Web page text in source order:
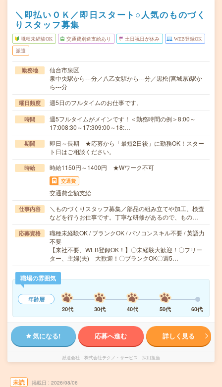
＼即払いＯＫ／即日スタート○人気のものづく
りスタッフ募集
職種未経験OK 交通費別途支給あり 土日祝日が休み WEB登録OK
派遣
勤務地
仙台市泉区
泉中央駅から---分／八乙女駅から---分／黒松(宮城県)駅か
ら---分
曜日頻度 週5日のフルタイムのお仕事です。
時間
週5フルタイムがメインです！＜勤務時間の例＞8:00～
17:008:30～17:309:00～18:…
期間
即日～長期 ★応募から「最短2日後」に勤務OK！スター
ト日はご相談ください。
時給 時給1150円～1400円 ★Wワーク不可
交通費
交通費全額支給
仕事内容
＼ものづくりスタッフ募集／部品の組み立てや加工、検査
などを行うお仕事です。丁寧な研修があるので、もの…
応募資格
職種未経験OK / ブランクOK / パソコンスキル不要 / 英語力
不要
【来社不要、WEB登録OK！】〇未経験大歓迎！〇フリー
ター、主婦(夫) 大歓迎！〇ブランクOK〇週5…
職場の雰囲気
年齢層
20代
30代 40代 50代 60代
気になる! 応募へ進む 詳しく見る
派遣会社 株式会社テクノ・サービス 採用担当
未読 掲載日 2026/08/06